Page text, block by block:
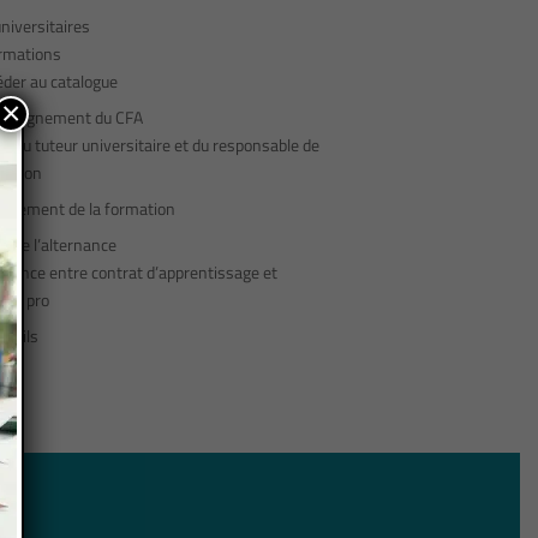
au catalogue
du CFA
du tuteur universitaire et du responsable de
de la formation
de l’alternance
entre contrat d’apprentissage et
pro
×